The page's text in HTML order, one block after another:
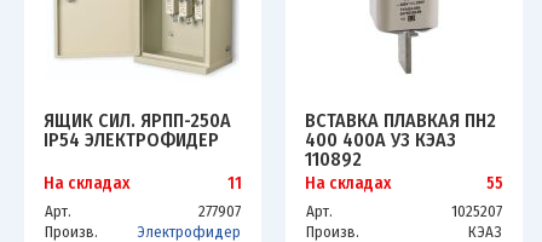
ЯЩИК СИЛ. ЯРПП-250А
IP54 ЭЛЕКТРОФИДЕР
На складах 11
Арт.
277907
Произв.
Электрофидер
ВСТАВКА ПЛАВКАЯ ПН2
400 400А У3 КЭАЗ
110892
На складах 55
Арт.
1025207
Произв.
КЭАЗ